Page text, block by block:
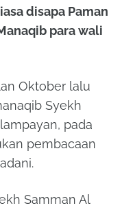
disapa Paman
para wali
Oktober lalu
Syekh
pada
pembacaan
Samman Al